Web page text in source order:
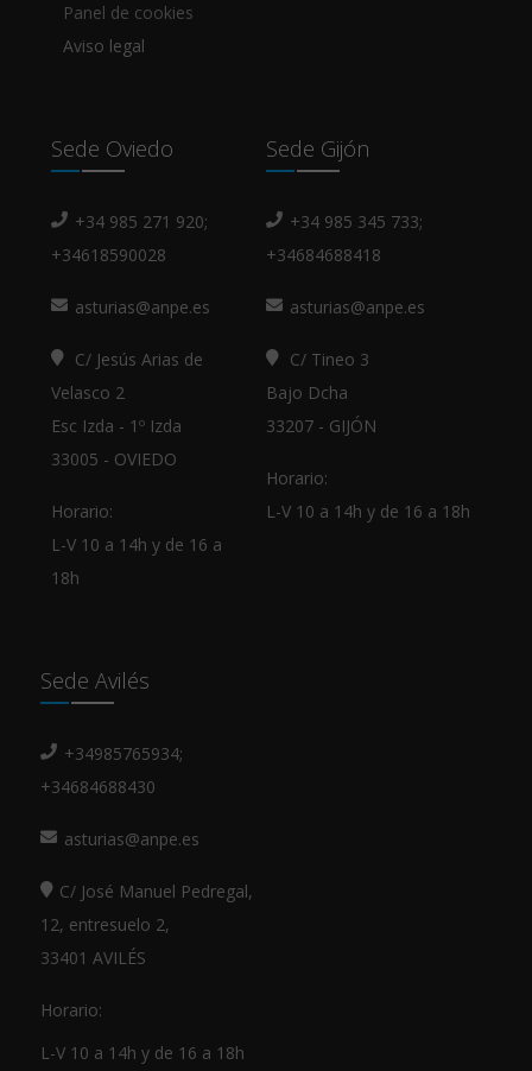
Panel de cookies
Aviso legal
Sede Oviedo
+34 985 271 920;
+34618590028
asturias@anpe.es
C/ Jesús Arias de
Velasco 2
Esc Izda - 1º Izda
33005 - OVIEDO
Horario:
L-V 10 a 14h y de 16 a
18h
Sede Gijón
+34 985 345 733;
+34684688418
asturias@anpe.es
C/ Tineo 3
Bajo Dcha
33207 - GIJÓN
Horario:
L-V 10 a 14h y de 16 a 18h
Sede Avilés
+34985765934;
+34684688430
asturias@anpe.es
C/ José Manuel Pedregal,
12, entresuelo 2,
33401 AVILÉS
Horario:
L-V 10 a 14h y de 16 a 18h